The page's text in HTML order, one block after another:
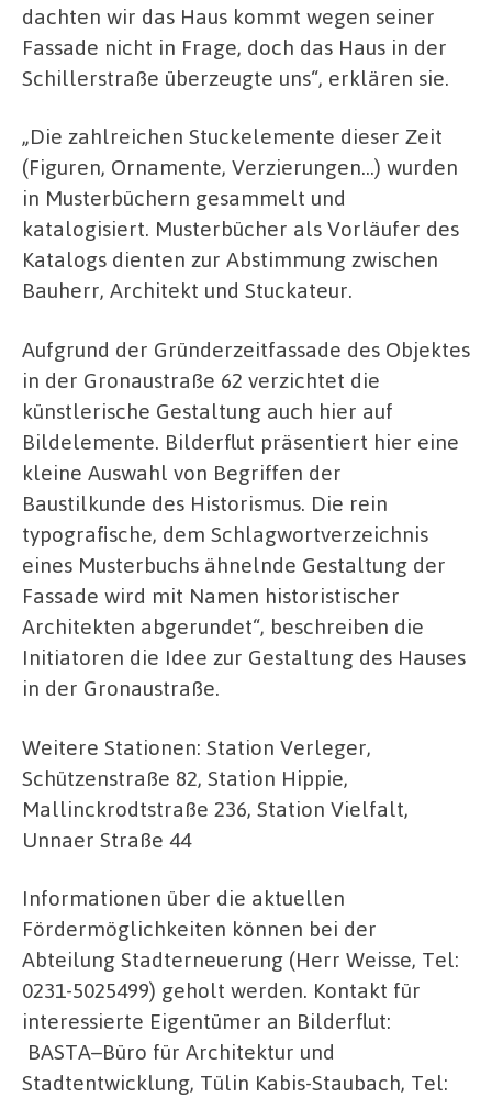
dachten wir das Haus kommt wegen seiner
Fassade nicht in Frage, doch das Haus in der
Schillerstraße überzeugte uns“, erklären sie.
„Die zahlreichen Stuckelemente dieser Zeit
(Figuren, Ornamente, Verzierungen…) wurden
in Musterbüchern gesammelt und
katalogisiert. Musterbücher als Vorläufer des
Katalogs dienten zur Abstimmung zwischen
Bauherr, Architekt und Stuckateur.
Aufgrund der Gründerzeitfassade des Objektes
in der Gronaustraße 62 verzichtet die
künstlerische Gestaltung auch hier auf
Bildelemente. Bilderflut präsentiert hier eine
kleine Auswahl von Begriffen der
Baustilkunde des Historismus. Die rein
typografische, dem Schlagwortverzeichnis
eines Musterbuchs ähnelnde Gestaltung der
Fassade wird mit Namen historistischer
Architekten abgerundet“, beschreiben die
Initiatoren die Idee zur Gestaltung des Hauses
in der Gronaustraße.
Weitere Stationen: Station Verleger,
Schützenstraße 82, Station Hippie,
Mallinckrodtstraße 236, Station Vielfalt,
Unnaer Straße 44
Informationen über die aktuellen
Fördermöglichkeiten können bei der
Abteilung Stadterneuerung (Herr Weisse, Tel:
0231-5025499) geholt werden. Kontakt für
interessierte Eigentümer an Bilderflut:
BASTA–Büro für Architektur und
Stadtentwicklung, Tülin Kabis-Staubach, Tel: